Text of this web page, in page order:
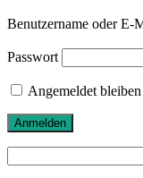
Benutzername oder E-
Passwort
Angemeldet bleiben
for: